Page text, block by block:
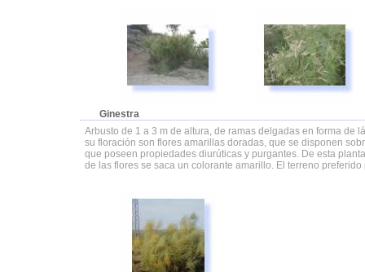
Ginestra
Arbusto de 1 a 3 m de altura, de ramas delgadas en forma de
su floración son flores amarillas doradas, que se disponen
que poseen propiedades diurúticas y purgantes. De esta
de las flores se saca un colorante amarillo. El terreno